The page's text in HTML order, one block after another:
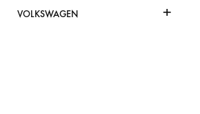
VOLKSWAGEN +